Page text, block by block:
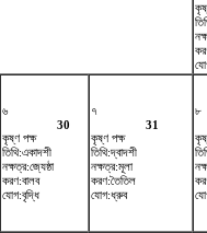
৬
30
কৃষ্ণ পক্ষ
তিথি:একাদশী
নক্ষত্র:জ্যেষ্ঠা
করণ:বালব
যোগ:বৃদ্ধি
৭
31
কৃষ্ণ পক্ষ
তিথি:দ্বাদশী
নক্ষত্র:মূলা
করণ:তৈতিল
যোগ:ধ্রুব
৮